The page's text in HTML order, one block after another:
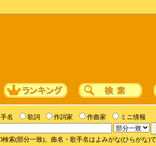
名 歌詞 作詞家 作曲家 ミニ情報
検索(部分一致)。曲名・歌手名はよみがな(ひらがな)で